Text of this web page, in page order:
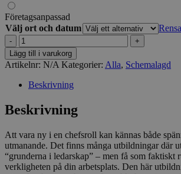
Företagsanpassad
Välj ort och datum
Rensa
Ny
som
chef
–
en
ledarskapsutbildning
som
gör
på
riktigt
mängd
Lägg till i varukorg
Artikelnr: N/A Kategorier: Alla, Schemalagd
Beskrivning
Beskrivning
Att vara ny i en chefsroll kan kännas både
utmanande. Det finns många utbildningar där
“grunderna i ledarskap” – men få som faktiskt
verkligheten på din arbetsplats. Den här